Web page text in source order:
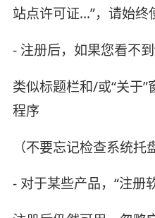
站点许可证...”，请始终
- 注册后，如果您看不
类似标题栏和/或“关于
程序
（不要忘记检查系统托
- 对于某些产品，“注册